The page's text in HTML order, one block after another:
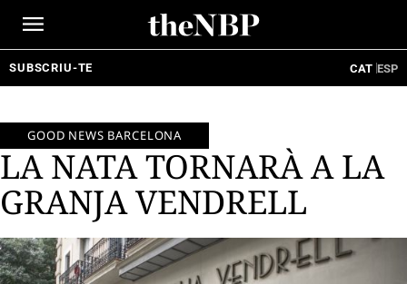
SUBSCRIU-TE CAT ESP
GOOD NEWS BARCELONA
LA NATA TORNARÀ A LA
GRANJA VENDRELL